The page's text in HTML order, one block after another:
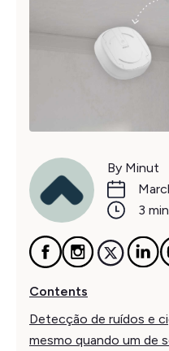
By Minut
3
Contents
Detecção de ruídos e
mesmo quando um de